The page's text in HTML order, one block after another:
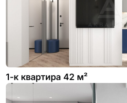
1-к квартира 42 м²